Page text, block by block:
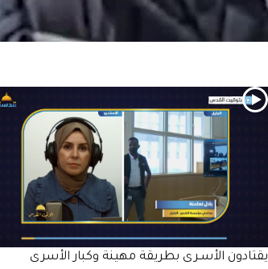
يقتادون الأسـرى بطريقة مهينة وكبار الأسرى